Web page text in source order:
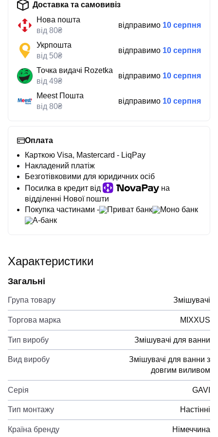
Доставка та самовивіз
Нова пошта
від 80₴
відправимо 10 серпня
Укрпошта
від 50₴
відправимо 10 серпня
Точка видачі Rozetka
від 49₴
відправимо 10 серпня
Meest Пошта
від 80₴
відправимо 10 серпня
Оплата
Карткою Visa, Mastercard - LiqPay
Накладений платіж
Безготівковими для юридичних осіб
Посилка в кредит від
на
відділенні Нової пошти
Покупка частинами -
Приват банк
Моно банк
А-банк
Характеристики
Загальні
Група товару Змішувачі
Торгова марка MIXXUS
Тип виробу Змішувачі для ванни
Вид виробу
Змішувачі для ванни з
довгим виливом
Серія GAVI
Тип монтажу Настінні
Країна бренду Німеччина